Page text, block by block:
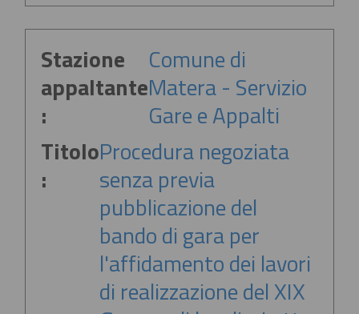
Stazione
appaltante
:
Comune di
Matera - Servizio
Gare e Appalti
Titolo
:
Procedura negoziata
senza previa
pubblicazione del
bando di gara per
l'affidamento dei lavori
di realizzazione del XIX